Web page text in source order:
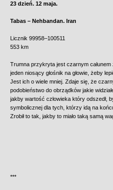
23 dzień. 12 maja.
Tabas – Nehbandan. Iran
Licznik 99958–100511
553 km
Trumna przykryta jest czarnym
jeden niosący głośnik na głowie, żeby
Jest ich o wiele mniej. Zdaje się, że
podobieństwo do obrządków jakie
jakby wartość człowieka który odszedł,
symbolicznej dla tych, którzy idą na
Zrobił to tak, jakby to miało taką samą
***